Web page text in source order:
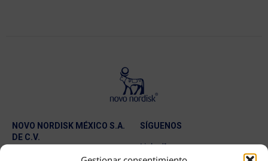
NOVO NORDISK MÉXICO S.A.
DE C.V.
SÍGUENOS
LinkedIn
Youtube